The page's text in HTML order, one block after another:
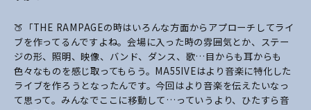
🍑「THE RAMPAGEの時はいろんな方面からアプローチしてライ
ブを作ってるんですよね。会場に入った時の雰囲気とか、ステー
ジの形、照明、映像、バンド、ダンス、歌…目からも耳からも
色々なものを感じ取ってもらう。 MA55IVEはより音楽に特化した
ライブを作ろうとなったんです。今回はより音楽を伝えたいなっ
て思って。みんなでここに移動して…っていうより、ひたすら音